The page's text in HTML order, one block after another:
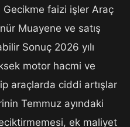
faizi işler Araç
Muayene ve satış
Sonuç 2026 yılı
motor hacmi ve
araçlarda ciddi artışlar
Temmuz ayındaki
ek maliyet